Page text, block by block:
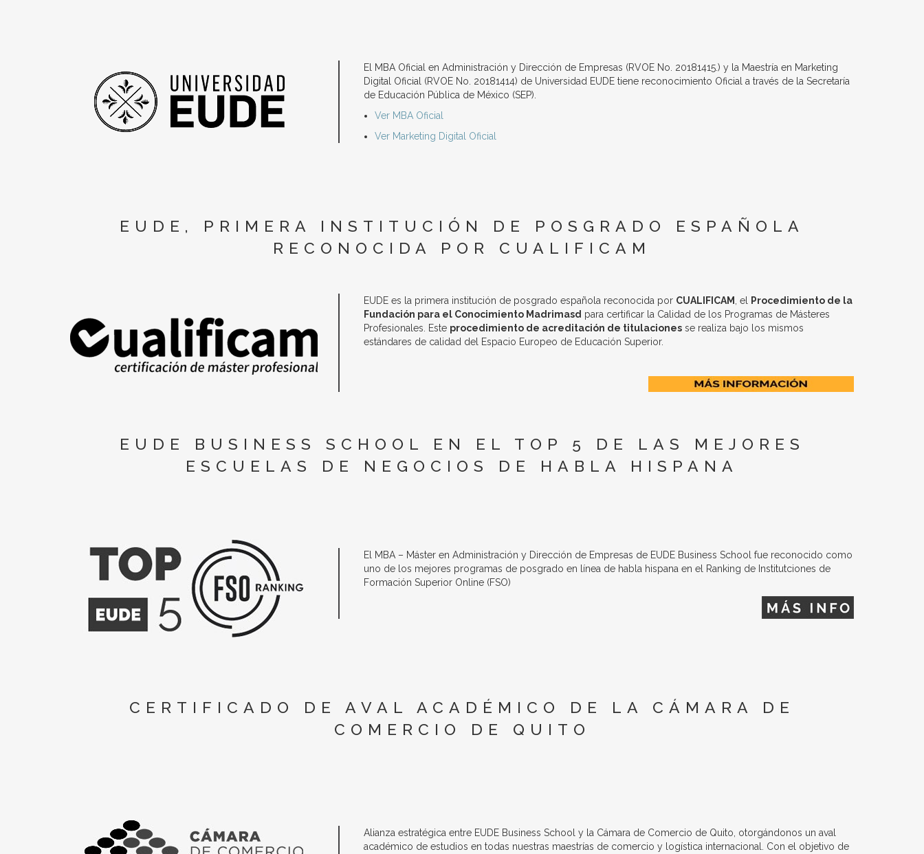
El MBA Oficial en Administración y Dirección de Empresas (RVOE No. 20181415.) y la Maestría en Marketing
Digital Oficial (RVOE No. 20181414) de Universidad EUDE tiene reconocimiento Oficial a través de la Secretaría
de Educación Pública de México (SEP).
Ver MBA Oficial
Ver Marketing Digital Oficial
EUDE, PRIMERA INSTITUCIÓN DE POSGRADO ESPAÑOLA
RECONOCIDA POR CUALIFICAM
EUDE es la primera institución de posgrado española reconocida por CUALIFICAM , el
Procedimiento de la
Fundación para el Conocimiento Madrimasd para certificar la Calidad de los Programas de Másteres
Profesionales. Este procedimiento de acreditación de titulaciones se realiza bajo los mismos
estándares de calidad del Espacio Europeo de Educación Superior.
EUDE BUSINESS SCHOOL EN EL TOP 5 DE LAS MEJORES
ESCUELAS DE NEGOCIOS DE HABLA HISPANA
El MBA – Máster en Administración y Dirección de Empresas de EUDE Business School fue reconocido como
uno de los mejores programas de posgrado en línea de habla hispana en el Ranking de Institutciones de
Formación Superior Online (FSO)
CERTIFICADO DE AVAL ACADÉMICO DE LA CÁMARA DE
COMERCIO DE QUITO
Alianza estratégica entre EUDE Business School y la Cámara de Comercio de Quito, otorgándonos un aval
académico de estudios en todas nuestras maestrías de comercio y logística internacional. Con el objetivo de